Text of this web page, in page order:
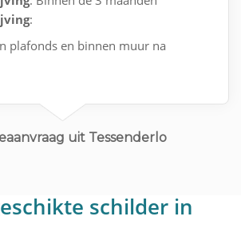
:
plafonds en binnen muur na
uit Tessenderlo
schilder in